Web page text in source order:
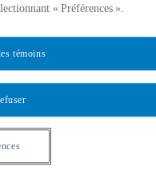
un fonds de 3 500
« Préférences ».
témoins